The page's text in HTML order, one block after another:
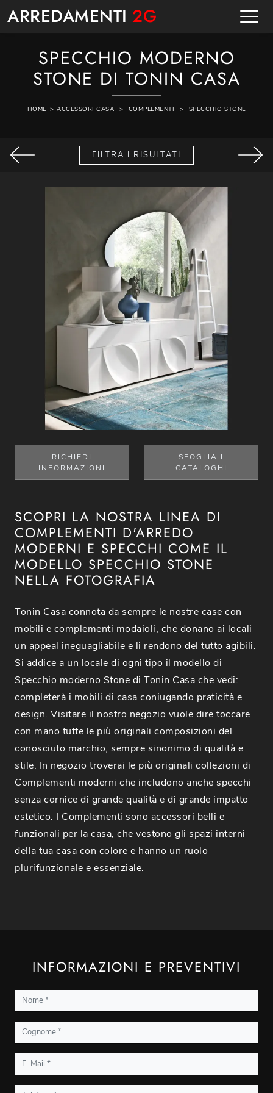
ARREDAMENTI 2G
SPECCHIO MODERNO
STONE DI TONIN CASA
HOME > ACCESSORI CASA > COMPLEMENTI > SPECCHIO STONE
FILTRA I RISULTATI
RICHIEDI
INFORMAZIONI
SFOGLIA I
CATALOGHI
SCOPRI LA NOSTRA LINEA DI
COMPLEMENTI D'ARREDO
MODERNI E SPECCHI COME IL
MODELLO SPECCHIO STONE
NELLA FOTOGRAFIA
Tonin Casa connota da sempre le nostre case con
mobili e complementi modaioli, che donano ai locali
un appeal ineguagliabile e li rendono del tutto agibili.
Si addice a un locale di ogni tipo il modello di
Specchio moderno Stone di Tonin Casa che vedi:
completerà i mobili di casa coniugando praticità e
design. Visitare il nostro negozio vuole dire toccare
con mano tutte le più originali composizioni del
conosciuto marchio, sempre sinonimo di qualità e
stile. In negozio troverai le più originali collezioni di
Complementi moderni che includono anche specchi
senza cornice di grande qualità e di grande impatto
estetico. I Complementi sono accessori belli e
funzionali per la casa, che vestono gli spazi interni
della tua casa con colore e hanno un ruolo
plurifunzionale e essenziale.
INFORMAZIONI E PREVENTIVI